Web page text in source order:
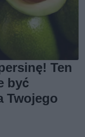
Ten
być
Twojego